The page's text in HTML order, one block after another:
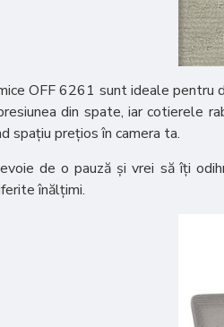
OFF 6261 sunt ideale pentru
din spate, iar cotierele
spațiu prețios în camera ta.
de o pauză și vrei să îți
înălțimi.